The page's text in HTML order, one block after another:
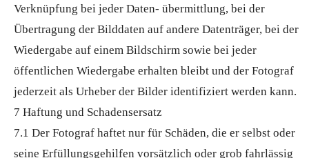
Verknüpfung bei jeder Daten- übermittlung, bei der
Übertragung der Bilddaten auf andere Datenträger, bei der
Wiedergabe auf einem Bildschirm sowie bei jeder
öffentlichen Wiedergabe erhalten bleibt und der Fotograf
jederzeit als Urheber der Bilder identifiziert werden kann.
7 Haftung und Schadensersatz
7.1 Der Fotograf haftet nur für Schäden, die er selbst oder
seine Erfüllungsgehilfen vorsätzlich oder grob fahrlässig